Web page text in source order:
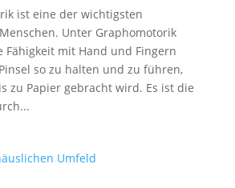
ist eine der wichtigsten
Unter Graphomotorik
Fähigkeit mit Hand und Fingern
so zu halten und zu führen,
zu Papier gebracht wird. Es ist die